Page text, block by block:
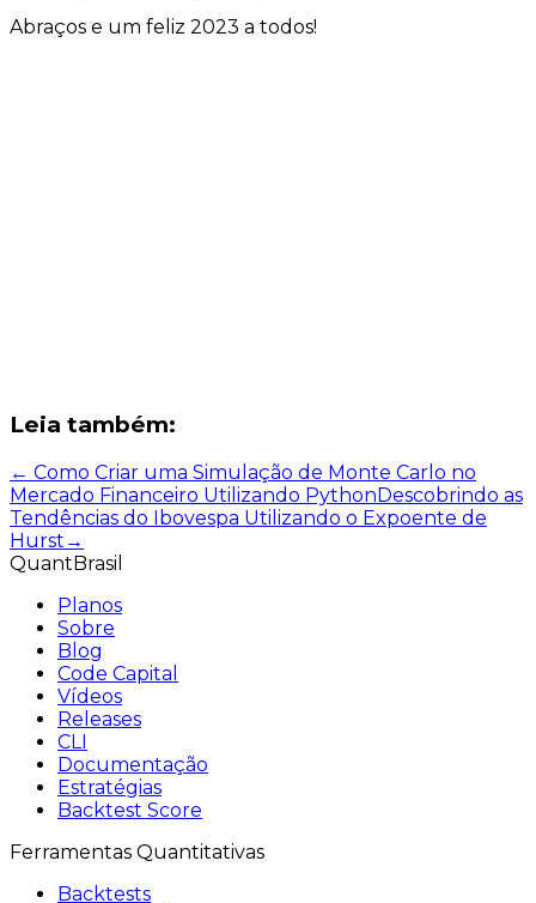
Abraços e um feliz 2023 a todos!
Leia também:
← Como Criar uma Simulação de Monte Carlo no
Mercado Financeiro Utilizando PythonDescobrindo as
Tendências do Ibovespa Utilizando o Expoente de
Hurst →
QuantBrasil
Planos
Sobre
Blog
Code Capital
Vídeos
Releases
CLI
Documentação
Estratégias
Backtest Score
Ferramentas Quantitativas
Backtests